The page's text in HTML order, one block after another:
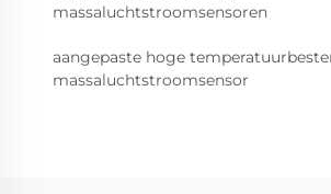
massaluchtstroomsensoren
aangepaste hoge
massaluchtstroomsensor